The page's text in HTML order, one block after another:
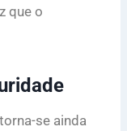
que o
se ainda